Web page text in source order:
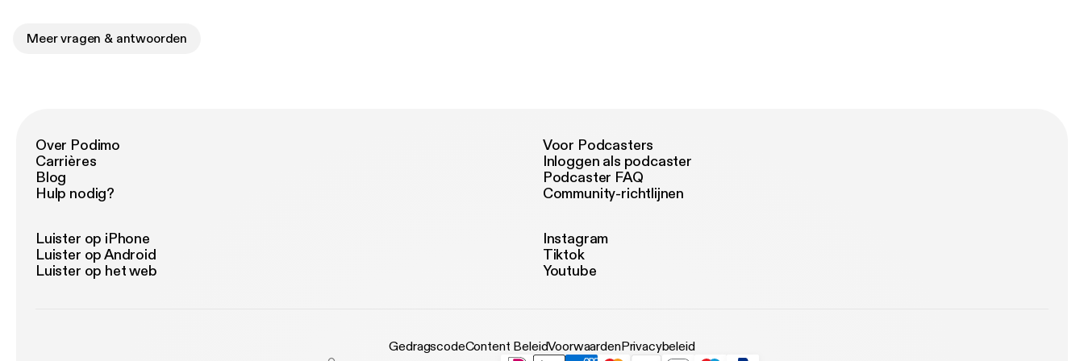
Meer vragen & antwoorden
Over Podimo
Carrières
Blog
Hulp nodig?
Voor Podcasters
Inloggen als podcaster
Podcaster FAQ
Community-richtlijnen
Luister op iPhone
Luister op Android
Luister op het web
Instagram
Tiktok
Youtube
GedragscodeContent BeleidVoorwaardenPrivacybeleid